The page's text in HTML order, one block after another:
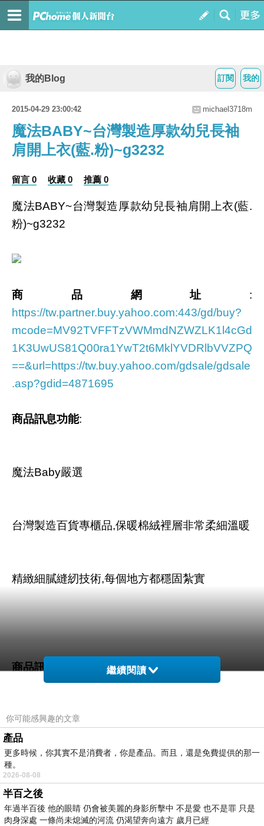
我的
訂閱
我的Blog
2015-04-29 23:00:42 michael3718m
魔法BABY~台灣製造厚款幼兒長袖
肩開上衣(藍.粉)~g3232
留言 0 收藏 0 推薦 0
魔法BABY~台灣製造厚款幼兒長袖肩開上衣(藍.
粉)~g3232
商品網址 :
https://tw.partner.buy.yahoo.com:443/gd/buy?
mcode=MV92TVFFTzVWMmdNZWZLK1l4cGd
1K3UwUS81Q00ra1YwT2t6MklYVDRlbVVZPQ
==&url=https://tw.buy.yahoo.com/gdsale/gdsale
.asp?gdid=4871695
商品訊息功能:
魔法Baby嚴選
台灣製造百貨專櫃品,保暖棉絨裡層非常柔細溫暖
精緻細膩縫紉技術,每個地方都穩固紮實
商品訊息描述
台灣製造厚款幼兒長袖肩開上衣
繼續閱讀
你可能感興趣的文章
產品
更多時候，你其實不是消費者，你是產品。而且，還是免費提供的那一
種。
2026-08-08
半百之後
年過半百後 他的眼睛 仍會被美麗的身影所擊中 不是愛 也不是罪 只是
肉身深處 一條尚未熄滅的河流 仍渴望奔向遠方 歲月已經